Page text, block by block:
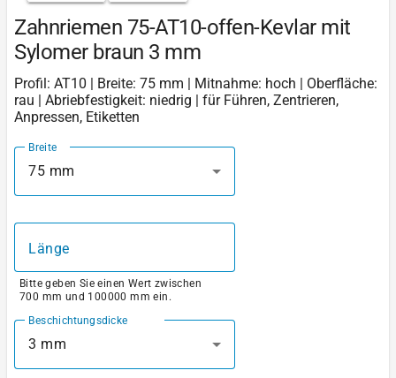
Zahnriemen 75-AT10-offen-Kevlar mit
Sylomer braun 3 mm
Profil: AT10 | Breite: 75 mm | Mitnahme: hoch | Oberfläche:
rau | Abriebfestigkeit: niedrig | für Führen, Zentrieren,
Anpressen, Etiketten
Breite
75 mm
Länge
Bitte geben Sie einen Wert zwischen
700 mm und 100000 mm ein.
Beschichtungsdicke
3 mm